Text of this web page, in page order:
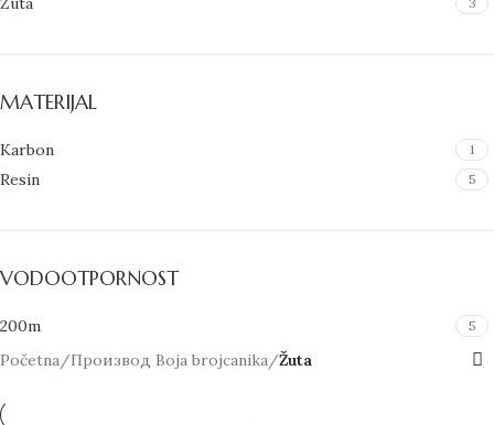
MATERIJAL
Karbon 1
Resin 5
VODOOTPORNOST
200m 5
Početna/Производ Boja brojcanika/Žuta